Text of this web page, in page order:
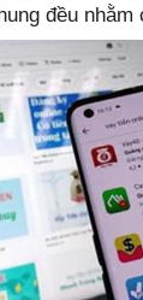
đều nhằm